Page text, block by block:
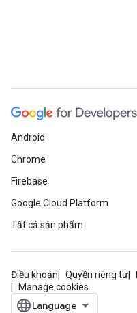
Android
Chrome
Firebase
Google Cloud Platform
Tất cả sản phẩm
Điều khoản Quyền riêng tư
Manage cookies